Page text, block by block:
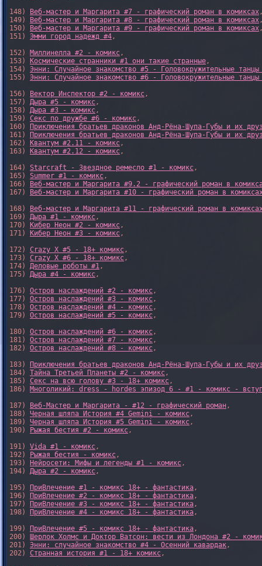
148)
Веб-мастер и Маргарита #7 - графический роман в комиксах
149)
Веб-мастер и Маргарита #8 - графический роман в комиксах
150)
Веб-мастер и Маргарита #9 - графический роман в комиксах
151) Эмми город надежд #4,
152) Миллинелла #2 - комикс,
153)
Космические странники #1 они такие странные,
154) Энни: Случайное знакомство #5 - Головокружительные
155) Энни: Случайное знакомство #6 - Головокружительные
156)
Вектор Инспектор #2 - комикс,
157) Дыра #5 - комикс,
158) Дыра #3 - комикс,
159) Секс по дружбе #6 - комикс,
160)
Приключения братьев драконов Анд-Рёна-Шупа-Губы и их
161)
Приключения братьев драконов Анд-Рёна-Шупа-Губы и их
162)
Квантум #2.11 - комикс,
163)
Квантум #2.12 - комикс,
164) Starcraft - Звездное ремесло #1 - комикс,
165) Summer #1 - комикс,
166)
Веб-мастер и Маргарита #9.2 - графический роман в
167)
Веб-мастер и Маргарита #10 - графический роман в
168)
Веб-мастер и Маргарита #11 - графический роман в
169) Дыра #1 - комикс,
170)
Кибер Неон #2 - комикс,
171)
Кибер Неон #3 - комикс,
172) Crazy X #5 - 18+ комикс,
173) Crazy X #6 - 18+ комикс,
174) Деловые роботы #1,
175) Дыра #4 - комикс,
176) Остров наслаждений #2 - комикс,
177) Остров наслаждений #3 - комикс,
178) Остров наслаждений #4 - комикс,
179) Остров наслаждений #5 - комикс,
180) Остров наслаждений #6 - комикс,
181) Остров наслаждений #7 - комикс,
182) Остров наслаждений #8 - комикс,
183)
Приключения братьев драконов Анд-Рёна-Шупа-Губы и их
184) Тайна Третьей Планеты #2 - комикс,
185) Секс на всю голову #3 - 18+ комикс,
186) Многоликий: dress - hordes эпизод 6 - #1 - комикс -
187)
Веб-Мастер и Маргарита - #12 - графический роман,
188) Черная шляпа История #4 Gemini - комикс,
189) Черная шляпа История #5 Gemini - комикс,
190)
Рыжая бестия #2 - комикс,
191) Vida #1 - комикс,
192)
Рыжая бестия - комикс,
193)
Нейросети: Мифы и легенды #1 - комикс,
194) Дыра #2 - комикс,
195)
ПриВлечение #1 - комикс 18+ - фантастика,
196)
ПриВлечение #2 - комикс 18+ - фантастика,
197)
ПриВлечение #3 - комикс 18+ - фантастика,
198)
ПриВлечение #4 - комикс 18+ - фантастика,
199)
ПриВлечение #5 - комикс 18+ - фантастика,
200) Шерлок Холмс и Доктор Ватсон: вести из Лондона #2 -
201) Энни: случайное знакомство #4 - Осенний кавардак,
202) Странная история #1 - 18+ комикс,